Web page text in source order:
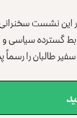
این نشست
گسترده سیاسی
طالبان را رسماً